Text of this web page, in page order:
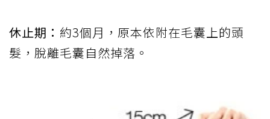
休止期： 約3個月，原本依附在毛囊上的頭
髮，脫離毛囊自然掉落。